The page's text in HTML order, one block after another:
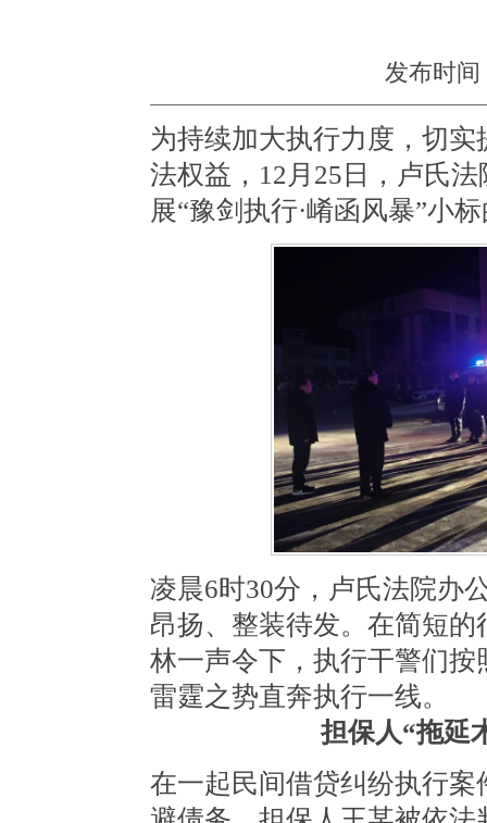
发布时间
为持续加大执行力度，切
法权益，12月25日，卢氏
展“豫剑执行·崤函风暴”小
凌晨6时30分，卢氏法院办
昂扬、整装待发。在简短
林一声令下，执行干警们
雷霆之势直奔执行一线。
担保人“拖延
在一起民间借贷纠纷执行